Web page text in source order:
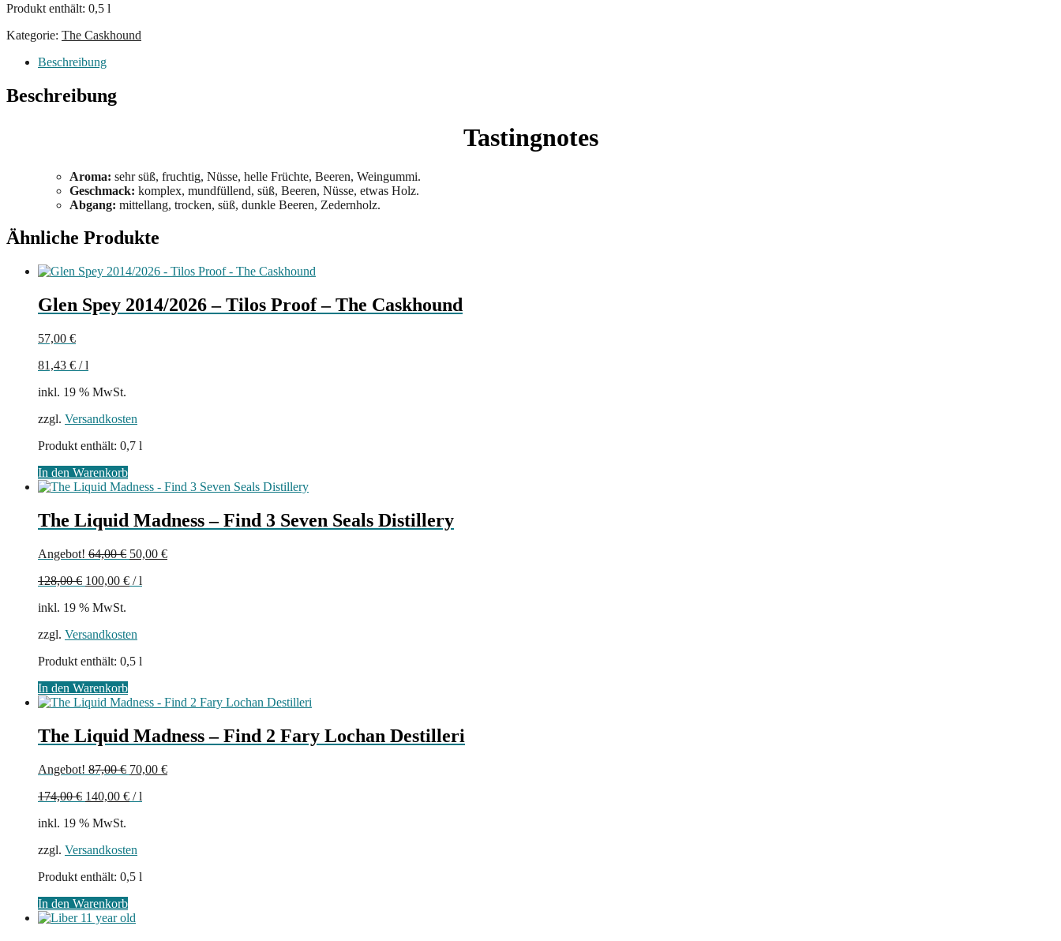
Produkt enthält: 0,5 l
Kategorie: The Caskhound
Beschreibung
Beschreibung
Tastingnotes
Aroma: sehr süß, fruchtig, Nüsse, helle Früchte, Beeren, Weingummi.
Geschmack: komplex, mundfüllend, süß, Beeren, Nüsse, etwas Holz.
Abgang: mittellang, trocken, süß, dunkle Beeren, Zedernholz.
Ähnliche Produkte
Glen Spey 2014/2026 – Tilos Proof – The Caskhound
57,00 €
81,43 € /l
inkl. 19 % MwSt.
zzgl. Versandkosten
Produkt enthält: 0,7 l
In den Warenkorb
The Liquid Madness – Find 3 Seven Seals Distillery
Angebot! 64,00€ Ursprünglicher
war:
50,00 €Aktueller
128,00€ 100,00 € /l
inkl. 19 % MwSt.
zzgl. Versandkosten
Produkt enthält: 0,5 l
In den Warenkorb
The Liquid Madness – Find 2 Fary Lochan Destilleri
Angebot! 87,00€ Ursprünglicher
war:
70,00 €Aktueller
174,00€ 140,00 € /l
inkl. 19 % MwSt.
zzgl. Versandkosten
Produkt enthält: 0,5 l
In den Warenkorb